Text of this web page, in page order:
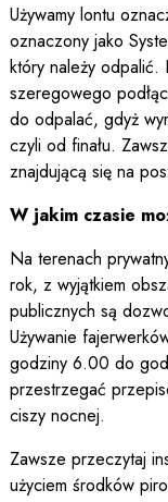
Używamy lontu
oznaczony jako
który należy odpalić.
szeregowego
do odpalać, gdyż
czyli od finału.
znajdującą się na
W jakim czasie
Na terenach
rok, z wyjątkiem
publicznych są
Używanie
godziny 6.00 do
przestrzegać
ciszy nocnej.
Zawsze przeczytaj
użyciem środków